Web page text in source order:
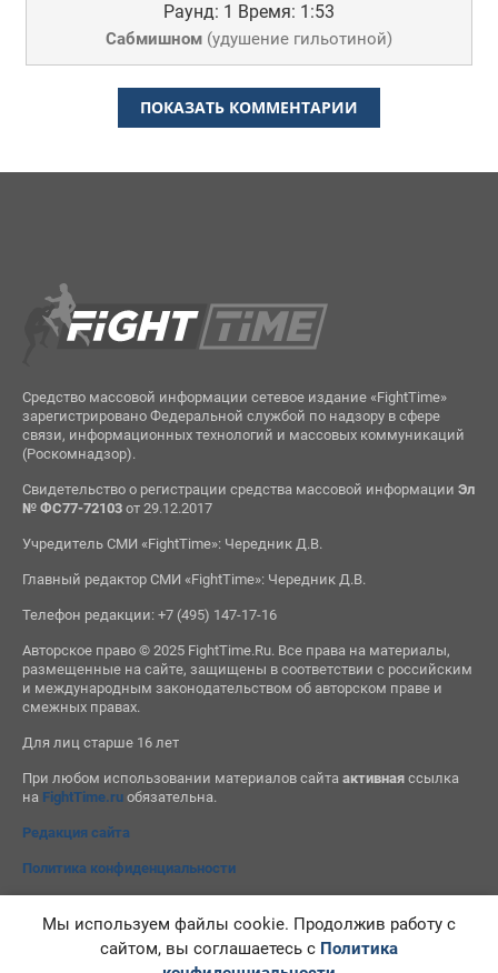
Раунд: 1 Время: 1:53
Сабмишном(удушение гильотиной)
ПОКАЗАТЬ КОММЕНТАРИИ
Средство массовой информации сетевое издание «FightTime»
зарегистрировано Федеральной службой по надзору в сфере
связи, информационных технологий и массовых коммуникаций
(Роскомнадзор).
Свидетельство о регистрации средства массовой информации Эл
№ ФС77-72103от 29.12.2017
Учредитель СМИ «FightTime»: Чередник Д.В.
Главный редактор СМИ «FightTime»: Чередник Д.В.
Телефон редакции: +7 (495) 147-17-16
Авторское право © 2025 FightTime.Ru. Все права на материалы,
размещенные на сайте, защищены в соответствии с российским
и международным законодательством об авторском праве и
смежных правах.
Для лиц старше 16 лет
При любом использовании материалов сайта активнаяссылка
на FightTime.ruобязательна.
Редакция сайта
Политика конфиденциальности
Мы используем файлы cookie. Продолжив работу с
сайтом, вы соглашаетесь с Политика